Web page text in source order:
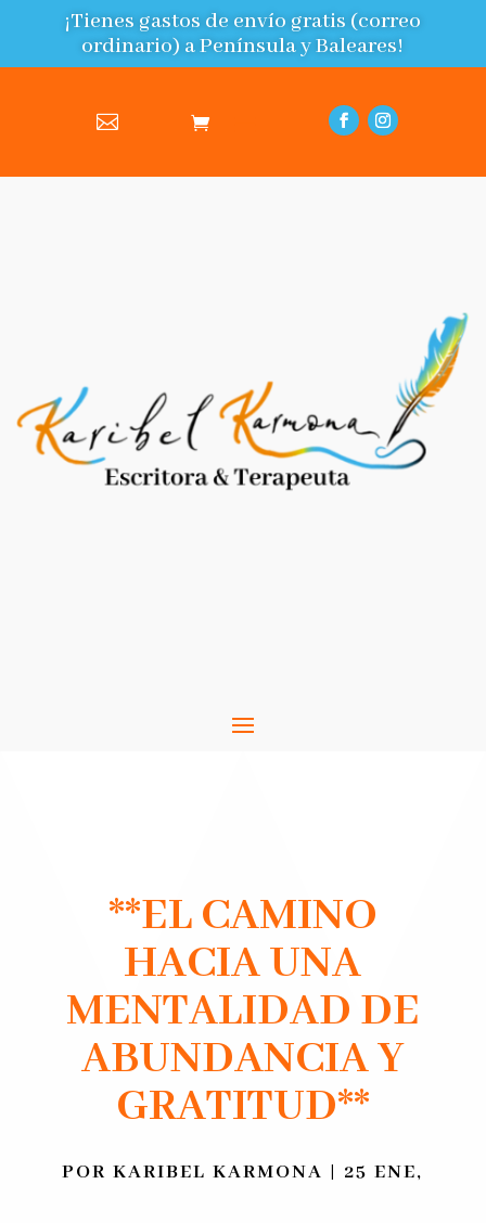
¡Tienes gastos de envío gratis (correo
ordinario) a Península y Baleares!

**EL CAMINO
HACIA UNA
MENTALIDAD DE
ABUNDANCIA Y
GRATITUD**
PORKARIBEL KARMONA | 25 ENE,